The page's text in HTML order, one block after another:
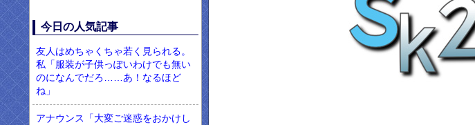
今日の人気記事
友人はめちゃくちゃ若く見られる。
私「服装が子供っぽいわけでも無い
のになんでだろ……あ！なるほど
ね」
アナウンス「大変ご迷惑をおかけし